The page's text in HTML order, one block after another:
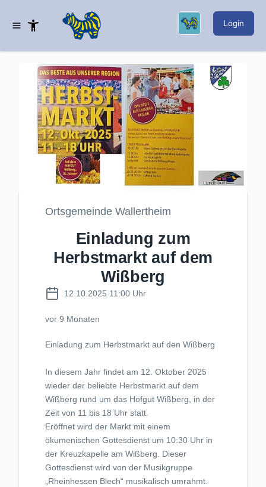
Login
Ortsgemeinde Wallertheim
Einladung zum
Herbstmarkt auf dem
Wißberg
12.10.2025 11:00 Uhr
vor 9 Monaten
Einladung zum Herbstmarkt auf den Wißberg
In diesem Jahr findet am 12. Oktober 2025
wieder der beliebte Herbstmarkt auf dem
Wißberg rund um das Hofgut Wißberg, in der
Zeit von 11 bis 18 Uhr statt.
Eröffnet wird der Markt mit einem
ökumenischen Gottesdienst um 10:30 Uhr in
der Kreuzkapelle am Wißberg. Dieser
Gottesdienst wird von der Musikgruppe
„Rheinhessen Blech“ musikalisch umrahmt.